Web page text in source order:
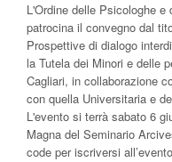
L'Ordine delle Psicologhe
patrocina il convegno dal
Prospettive di dialogo
la Tutela dei Minori e delle
Cagliari, in collaborazione
con quella Universitaria e
L'evento si terrà sabato 6
Magna del Seminario
code per iscriversi all’evento